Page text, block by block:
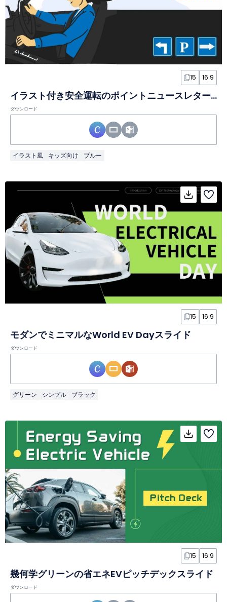
15 16:9
イラスト付き安全運転のポイントニュースレタースライド
ダウンロード
イラスト風 キッズ向け ブルー
15 16:9
モダンでミニマルなWorld EV Dayスライド
ダウンロード
グリーン シンプル ブラック
15 16:9
幾何学グリーンの省エネEVピッチデックスライド
ダウンロード